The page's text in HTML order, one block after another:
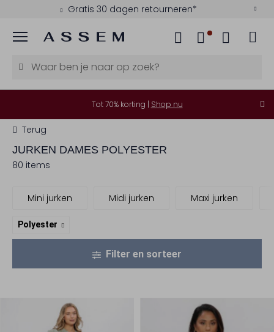
Kies zelf je bezorgmoment
Menu
Tot 70% korting | Shop nu
Terug
JURKEN DAMES POLYESTER
80 items
Mini jurken Midi jurken Maxi jurken
Polyester
Filter en sorteer